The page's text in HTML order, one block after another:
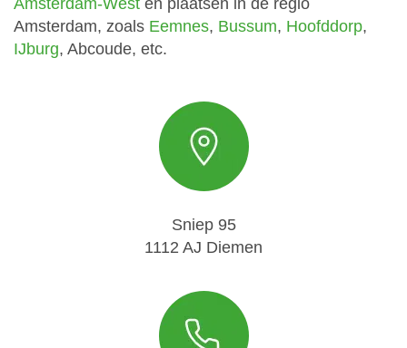
Amsterdam-West en plaatsen in de regio
Amsterdam, zoals Eemnes, Bussum, Hoofddorp,
IJburg, Abcoude, etc.
Sniep 95
1112 AJ Diemen